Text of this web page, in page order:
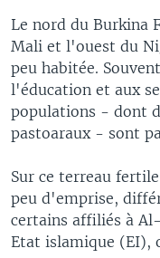
Le nord du Burkina
Mali et l'ouest du
peu habitée.
l'éducation et aux
populations - dont
pastoaraux - sont
Sur ce terreau
peu d'emprise,
certains affiliés à
Etat islamique (EI),